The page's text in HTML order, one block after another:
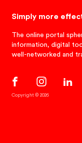
Simply more
The online portal
information, digital
well-networked and
Copyright © 2026